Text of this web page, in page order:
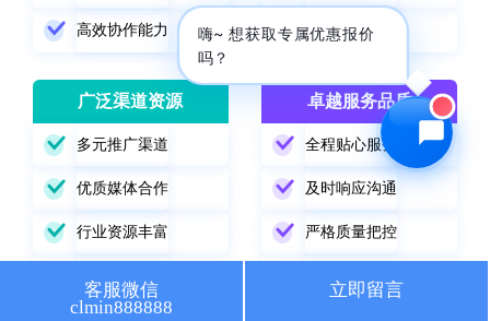
高效协作能力 数据驱动优化
广泛渠道资源
多元推广渠道
优质媒体合作
行业资源丰富
卓越服务品质
全程贴心服务
及时响应沟通
严格质量把控
客服微信
clmin888888
立即留言
嗨~ 想获取专属优惠报价
吗？
咨询内容